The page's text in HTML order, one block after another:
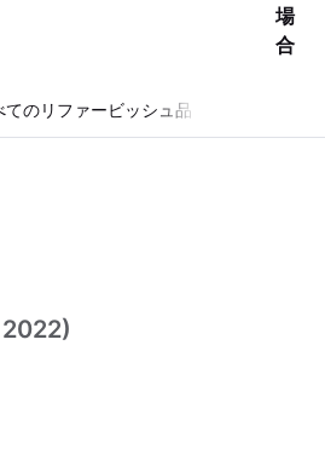
場
合
てのリファービッシュ品